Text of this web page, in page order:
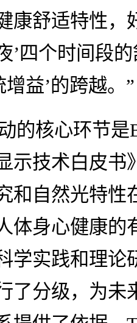
康舒适特性，
’四个时间段
增益’的跨越。”
的核心环节是
示技术白皮
和自然光特性
体身心健康
学实践和理论
了分级，为未